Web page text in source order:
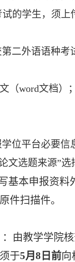
的学生，须
二外语语种考
（word文档）；
位平台必要信
文选题来源”选
基本申报资料
件扫描件。
：由教学学院
于5月 8 日前向